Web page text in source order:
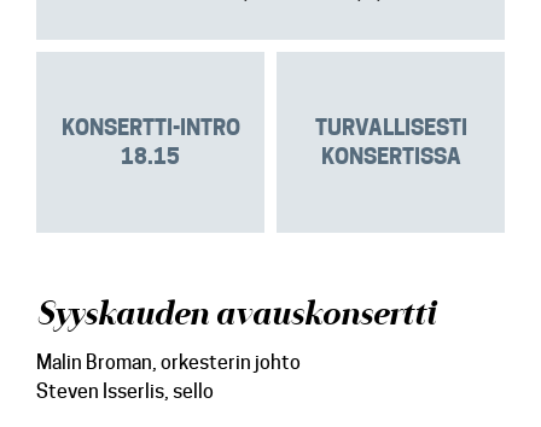
KONSERTTI-INTRO
18.15
TURVALLISESTI
KONSERTISSA
Syyskauden avauskonsertti
Malin Broman, orkesterin johto
Steven Isserlis, sello